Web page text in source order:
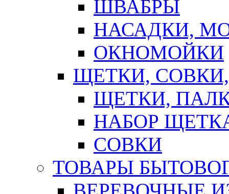
ШВАБРЫ
НАСАДКИ,
ОКНОМОЙКИ
ЩЕТКИ,
ЩЕТКИ,
НАБОР
СОВКИ
ТОВАРЫ